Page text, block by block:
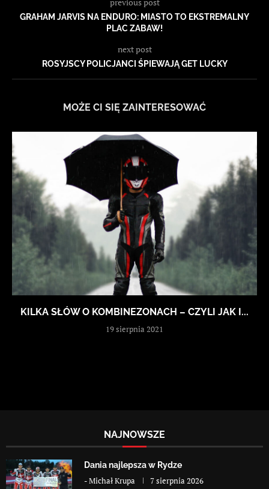
GRAHAM JARVIS NA ENDURO: MIASTO TO EKSTREMALNY
PLAC ZABAW!
next post
ROSYJSCY POLICJANCI ŚPIEWAJĄ GET LUCKY
MOŻE CI SIĘ ZAINTERESOWAĆ
KILKA SŁÓW O KOMBINEZONACH – CZYLI JAK I...
19 sierpnia 2021
NAJNOWSZE
Dania najlepsza w Rydze
-Michał Krupa 7 sierpnia 2026